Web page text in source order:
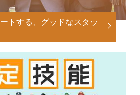
トする、グッドなスタッ